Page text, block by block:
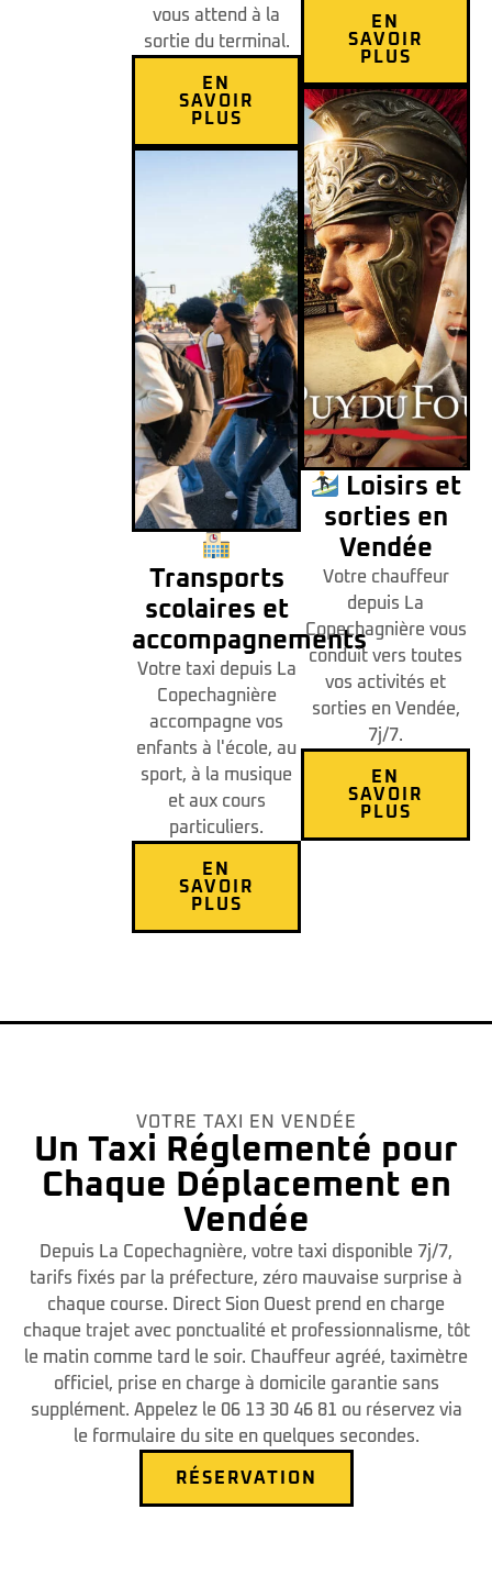
vous attend à la
sortie du terminal.
EN
SAVOIR
PLUS
Transports
scolaires et
accompagnements
Votre taxi depuis La
Copechagnière
accompagne vos
enfants à l'école, au
sport, à la musique
et aux cours
particuliers.
EN
SAVOIR
PLUS
EN
SAVOIR
PLUS
Loisirs et
sorties en
Vendée
Votre chauffeur
depuis La
Copechagnière vous
conduit vers toutes
vos activités et
sorties en Vendée,
7j/7.
EN
SAVOIR
PLUS
VOTRE TAXI EN VENDÉE
Un Taxi Réglementé pour
Chaque Déplacement en
Vendée
Depuis La Copechagnière, votre taxi disponible 7j/7,
tarifs fixés par la préfecture, zéro mauvaise surprise à
chaque course. Direct Sion Ouest prend en charge
chaque trajet avec ponctualité et professionnalisme, tôt
le matin comme tard le soir. Chauffeur agréé, taximètre
officiel, prise en charge à domicile garantie sans
supplément. Appelez le 06 13 30 46 81 ou réservez via
le formulaire du site en quelques secondes.
RÉSERVATION